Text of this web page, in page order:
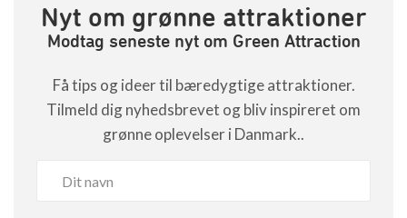
Nyt om grønne attraktioner
Modtag seneste nyt om Green Attraction
Få tips og ideer til bæredygtige attraktioner.
Tilmeld dig nyhedsbrevet og bliv inspireret om
grønne oplevelser i Danmark..